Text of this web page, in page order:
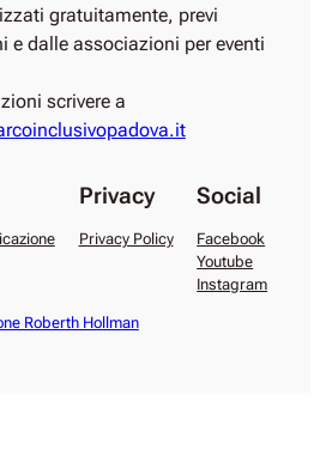
gratuitamente, previ
e dalle associazioni per eventi
scrivere a
Privacy
Privacy Policy
Social
Facebook
Youtube
Instagram
Roberth Hollman